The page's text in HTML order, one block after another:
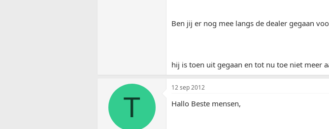
Ben jij er nog mee langs de dealer gegaan
hij is toen uit gegaan en tot nu toe niet meer
T
12 sep 2012
Hallo Beste mensen,